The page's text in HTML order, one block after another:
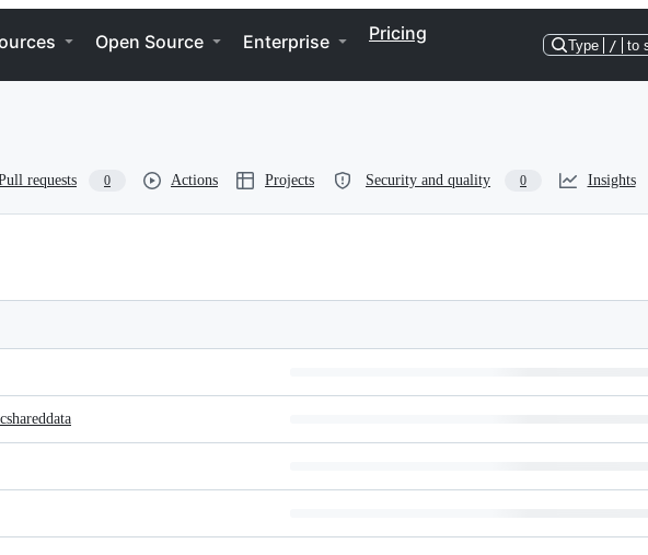
Open Source Enterprise Pricing
Type / to
requests 0 Actions Projects Security and quality 0 Insights